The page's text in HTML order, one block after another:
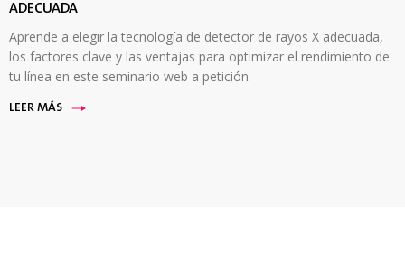
ADECUADA
Aprende a elegir la tecnología de detector de rayos X adecuada,
los factores clave y las ventajas para optimizar el rendimiento de
tu línea en este seminario web a petición.
LEER MÁS